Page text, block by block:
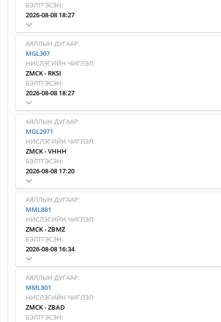
БЭЛТГЭСЭН:
2026-08-08 18:27
АЯЛЛЫН ДУГААР:
MGL307
НИСЛЭГИЙН ЧИГЛЭЛ:
ZMCK- RKSI
БЭЛТГЭСЭН:
2026-08-08 18:27
АЯЛЛЫН ДУГААР:
MGL2971
НИСЛЭГИЙН ЧИГЛЭЛ:
ZMCK-VHHH
БЭЛТГЭСЭН:
2026-08-08 17:20
АЯЛЛЫН ДУГААР:
MML881
НИСЛЭГИЙН ЧИГЛЭЛ:
ZMCK-ZBMZ
БЭЛТГЭСЭН:
2026-08-08 16:34
АЯЛЛЫН ДУГААР:
MML801
НИСЛЭГИЙН ЧИГЛЭЛ:
ZMCK-ZBAD
БЭЛТГЭСЭН: